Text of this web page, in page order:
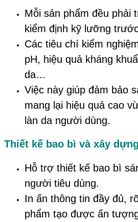
Mỗi sản phẩm đều phải
kiểm định kỹ lưỡng
Các tiêu chí kiểm
pH, hiệu quả kháng
da…
Việc này giúp đảm bảo
mang lại hiệu quả cao
làn da người dùng.
Thiết kế bao bì và xây
Hỗ trợ thiết kế bao bì
người tiêu dùng.
In ấn thông tin đầy đủ,
phẩm tạo được ấn